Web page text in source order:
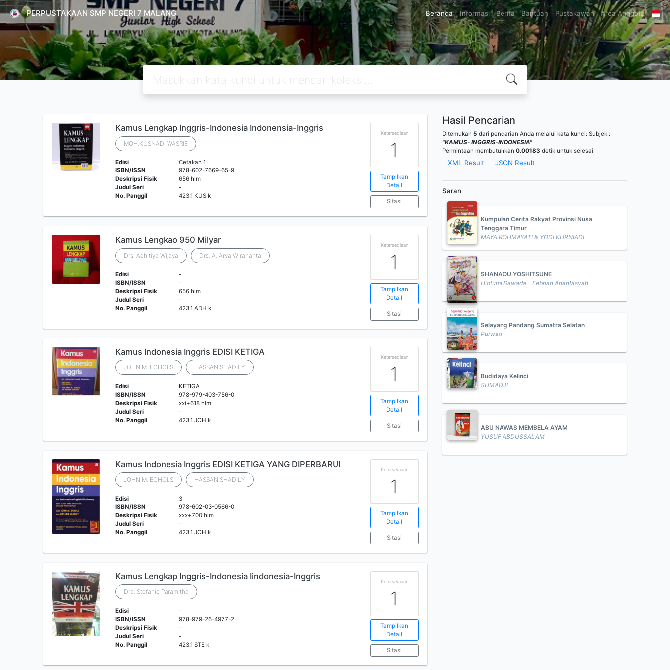
PERPUSTAKAAN SMP NEGERI 7 MALANG Beranda Informasi Berita Bantuan Pustakawan Area Anggota
Kamus Lengkap Inggris-Indonesia Indonensia-Inggris
MOH.KUSNADI WASRIE
Edisi
Cetakan 1
ISBN/ISSN
978-602-7669-65-9
Deskripsi Fisik
656 hlm
Judul Seri
-
No. Panggil
423.1 KUS k
Ketersediaan
1
Tampilkan
Detail
Sitasi
Kamus Lengkao 950 Milyar
Drs. Adhitiya Wijaya Drs. A. Arya Wirananta
Edisi
-
ISBN/ISSN
-
Deskripsi Fisik
656 hlm
Judul Seri
-
No. Panggil
423.1 ADH k
Ketersediaan
1
Tampilkan
Detail
Sitasi
Kamus Indonesia Inggris EDISI KETIGA
JOHN M. ECHOLS HASSAN SHADILY
Edisi
KETIGA
ISBN/ISSN
978-979-403-756-0
Deskripsi Fisik
xxi+618 hlm
Judul Seri
-
No. Panggil
423.1 JOH k
Ketersediaan
1
Tampilkan
Detail
Sitasi
Kamus Indonesia Inggris EDISI KETIGA YANG DIPERBARUI
JOHN M. ECHOLS HASSAN SHADILY
Edisi
3
ISBN/ISSN
978-602-03-0566-0
Deskripsi Fisik
xxx+700 hlm
Judul Seri
-
No. Panggil
423.1 JOH k
Ketersediaan
1
Tampilkan
Detail
Sitasi
Kamus Lengkap Inggris-Indonesia Iindonesia-Inggris
Dra. Stefanie Paramitha
Edisi
-
ISBN/ISSN
978-979-26-4977-2
Deskripsi Fisik
-
Judul Seri
-
No. Panggil
423.1 STE k
Ketersediaan
1
Tampilkan
Detail
Sitasi
Hasil Pencarian
Ditemukan 5 dari pencarian Anda melalui kata kunci: Subjek :
"KAMUS- INGGRIS-INDONESIA"
Permintaan membutuhkan 0.00183 detik untuk selesai
XML Result JSON Result
Saran
Kumpulan Cerita Rakyat Provinsi Nusa
Tenggara Timur
MAYA ROHMAYATI & YODI KURNIADI
SHANAOU YOSHITSUNE
Hiofumi Sawada - Febrian Anantasyah
Selayang Pandang Sumatra Selatan
Purwati
Budidaya Kelinci
SUMADJI
ABU NAWAS MEMBELA AYAM
YUSUF ABDUSSALAM